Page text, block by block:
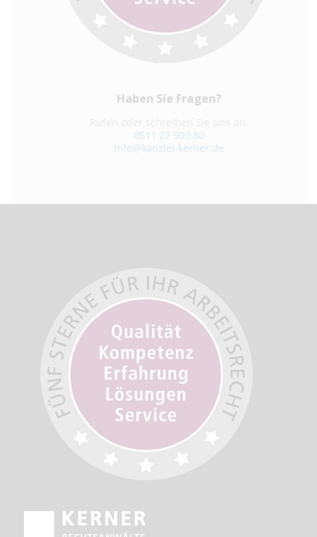
Haben Sie Fragen?
0511 27 900 80
info@kanzlei-kerner.de